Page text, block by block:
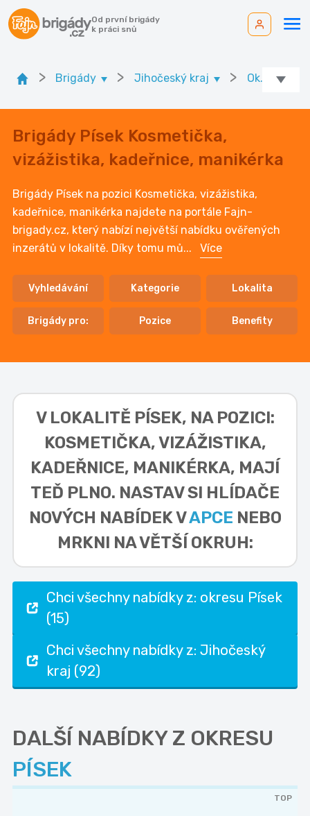
Od první brigády
k práci snů
> Brigády > Jihočeský kraj > Ok. Písek
Brigády Písek Kosmetička,
vizážistika, kadeřnice, manikérka
Brigády Písek na pozici Kosmetička, vizážistika,
kadeřnice, manikérka najdete na portále Fajn-
brigady.cz, který nabízí největší nabídku ověřených
inzerátů v lokalitě. Díky tomu mů... Více
Vyhledávání Kategorie Lokalita
Brigády pro: Pozice Benefity
V LOKALITĚ PÍSEK, NA POZICI:
KOSMETIČKA, VIZÁŽISTIKA,
KADEŘNICE, MANIKÉRKA, MAJÍ
TEĎ PLNO. NASTAV SI HLÍDAČE
NOVÝCH NABÍDEK VAPCE NEBO
MRKNI NA VĚTŠÍ OKRUH:
Chci všechny nabídky z: okresu Písek
(15)
Chci všechny nabídky z: Jihočeský
kraj (92)
DALŠÍ NABÍDKY Z OKRESU
PÍSEK
TOP